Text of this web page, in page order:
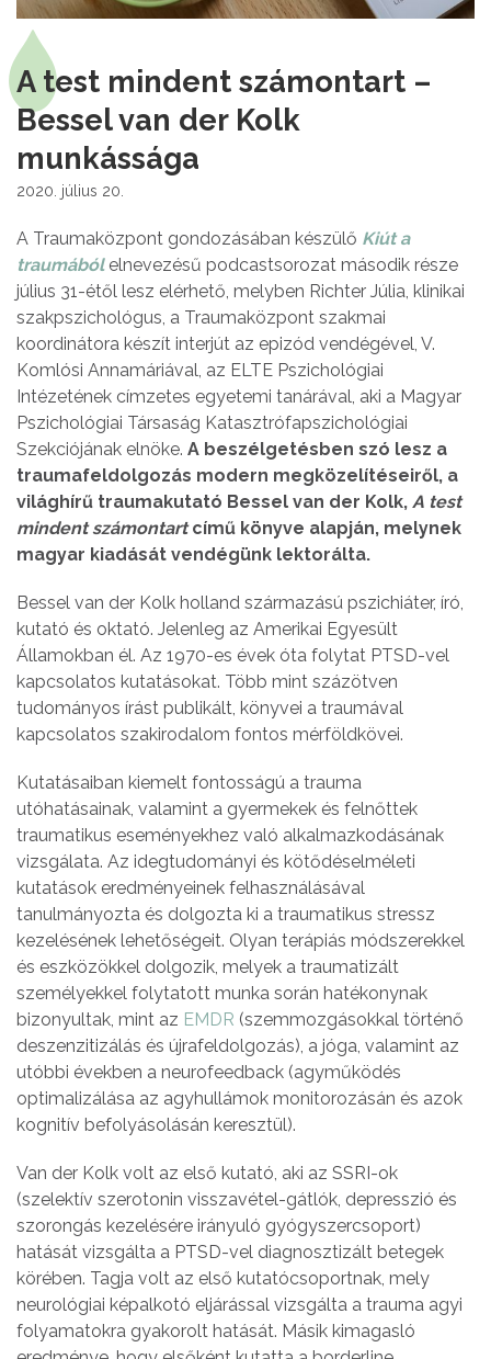
A test mindent számontart –
Bessel van der Kolk
munkássága
2020. július 20.
A Traumaközpont gondozásában készülő Kiút a
traumábólelnevezésű podcastsorozat második része
július 31-étől lesz elérhető, melyben Richter Júlia, klinikai
szakpszichológus, a Traumaközpont szakmai
koordinátora készít interjút az epizód vendégével, V.
Komlósi Annamáriával, az ELTE Pszichológiai
Intézetének címzetes egyetemi tanárával, aki a Magyar
Pszichológiai Társaság Katasztrófapszichológiai
Szekciójának elnöke. A beszélgetésben szó lesz a
traumafeldolgozás modern megközelítéseiről, a
világhírű traumakutató Bessel van der Kolk, A test
mindent számontartcímű könyve alapján, melynek
magyar kiadását vendégünk lektorálta.
Bessel van der Kolk holland származású pszichiáter, író,
kutató és oktató. Jelenleg az Amerikai Egyesült
Államokban él. Az 1970-es évek óta folytat PTSD-vel
kapcsolatos kutatásokat. Több mint százötven
tudományos írást publikált, könyvei a traumával
kapcsolatos szakirodalom fontos mérföldkövei.
Kutatásaiban kiemelt fontosságú a trauma
utóhatásainak, valamint a gyermekek és felnőttek
traumatikus eseményekhez való alkalmazkodásának
vizsgálata. Az idegtudományi és kötődéselméleti
kutatások eredményeinek felhasználásával
tanulmányozta és dolgozta ki a traumatikus stressz
kezelésének lehetőségeit. Olyan terápiás módszerekkel
és eszközökkel dolgozik, melyek a traumatizált
személyekkel folytatott munka során hatékonynak
bizonyultak, mint az EMDR (szemmozgásokkal történő
deszenzitizálás és újrafeldolgozás), a jóga, valamint az
utóbbi években a neurofeedback (agyműködés
optimalizálása az agyhullámok monitorozásán és azok
kognitív befolyásolásán keresztül).
Van der Kolk volt az első kutató, aki az SSRI-ok
(szelektív szerotonin visszavétel-gátlók, depresszió és
szorongás kezelésére irányuló gyógyszercsoport)
hatását vizsgálta a PTSD-vel diagnosztizált betegek
körében. Tagja volt az első kutatócsoportnak, mely
neurológiai képalkotó eljárással vizsgálta a trauma agyi
folyamatokra gyakorolt hatását. Másik kimagasló